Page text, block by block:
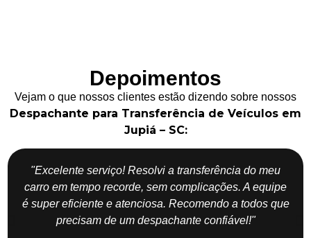
Depoimentos
Vejam o que nossos clientes estão dizendo sobre nossos
Despachante para Transferência de Veículos em
Jupiá – SC:
"Excelente serviço! Resolvi a transferência do meu
carro em tempo recorde, sem complicações. A equipe
é super eficiente e atenciosa. Recomendo a todos que
precisam de um despachante confiável!"